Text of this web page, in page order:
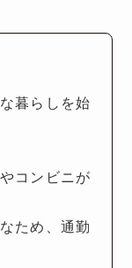
暮らしを始
コンビニが
ため、通勤